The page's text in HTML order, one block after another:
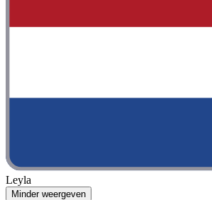
Leyla
Minder weergeven